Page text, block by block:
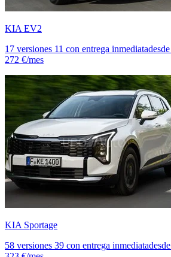
KIA EV2
17 versiones 11 con entrega inmediatadesde
272 €/mes
KIA Sportage
58 versiones 39 con entrega inmediatadesde